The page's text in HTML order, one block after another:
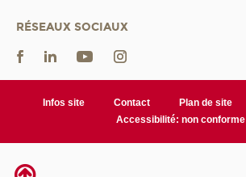
RÉSEAUX SOCIAUX
Infos site Contact Plan de site
Accessibilité: non conforme